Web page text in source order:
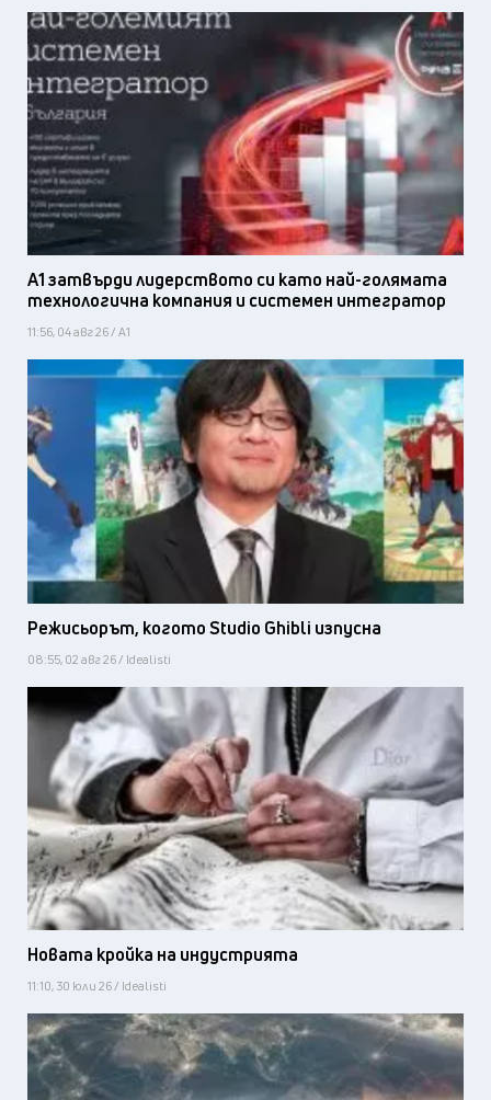
А1 затвърди лидерството си като най-голямата
технологична компания и системен интегратор
11:56, 04 авг 26 / А1
Режисьорът, когото Studio Ghibli изпусна
08:55, 02 авг 26 / Idealisti
Новата кройка на индустрията
11:10, 30 юли 26 / Idealisti